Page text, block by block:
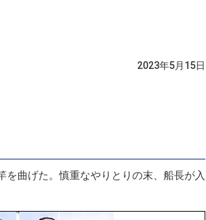
2023年5月15日
を曲げた。慎重なやりとりの末、船長が入